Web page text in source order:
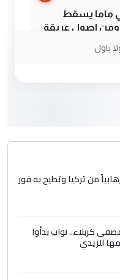
ماما يسقط
ومن اصول عريقة
ومن اصول عريقة
صدام حسين سل
كلام
للإنسان
...
باول
من تركيا وتطيح به فور
كربلاء.. نواب بدأوا
للزيدي